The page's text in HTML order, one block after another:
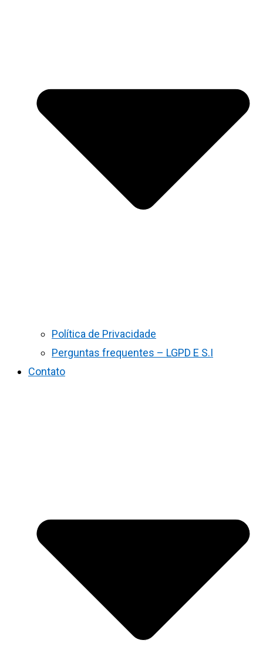
Política de Privacidade
Perguntas frequentes – LGPD E S.I
Contato